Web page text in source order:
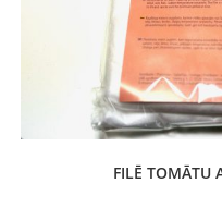
FILĒ TOMĀTU